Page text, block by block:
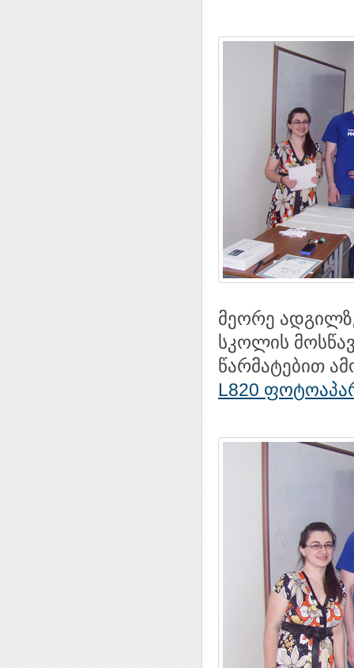
მეორე
სკოლის
წარმატებით
L820